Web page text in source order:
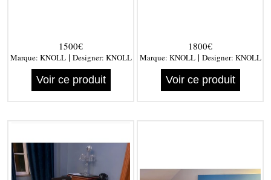
1500€
Marque: KNOLL| Designer: KNOLL
Voir ce produit
1800€
Marque: KNOLL| Designer: KNOLL
Voir ce produit